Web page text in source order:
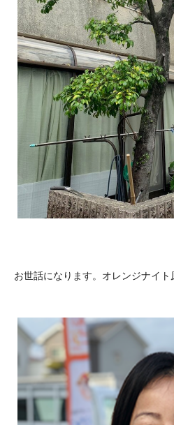
お世話になります。オレンジナイト